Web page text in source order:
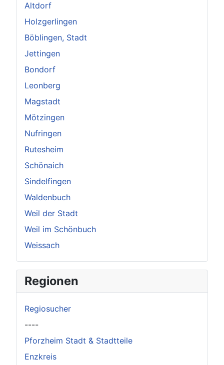
Altdorf
Holzgerlingen
Böblingen, Stadt
Jettingen
Bondorf
Leonberg
Magstadt
Mötzingen
Nufringen
Rutesheim
Schönaich
Sindelfingen
Waldenbuch
Weil der Stadt
Weil im Schönbuch
Weissach
Regionen
Regiosucher
----
Pforzheim Stadt & Stadtteile
Enzkreis